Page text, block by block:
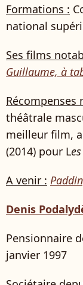
Formations :
national
Ses films
Guillaume, à
Récompenses
théâtrale
meilleur film,
(2014) pour L
A venir :
Denis
Pensionnaire
janvier 1997